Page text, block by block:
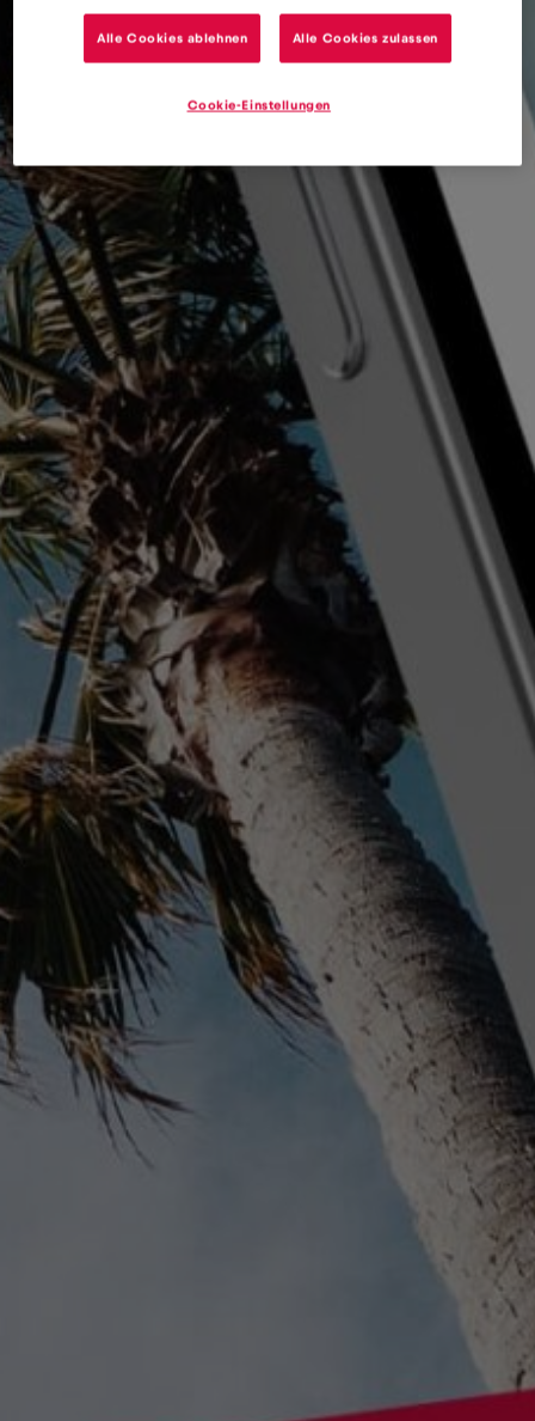
Alle Cookies ablehnen Alle Cookies zulassen
Cookie-Einstellungen